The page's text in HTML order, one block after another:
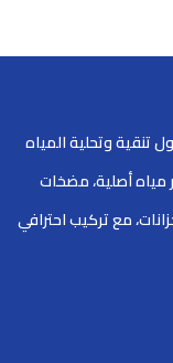
وتحلية المياه
مياه أصلية، مضخات
مع تركيب احترافي